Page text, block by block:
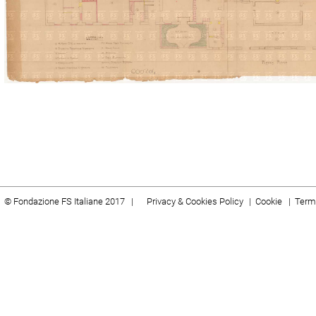
© Fondazione FS Italiane 2017 | Privacy & Cookies Policy | Cookie |